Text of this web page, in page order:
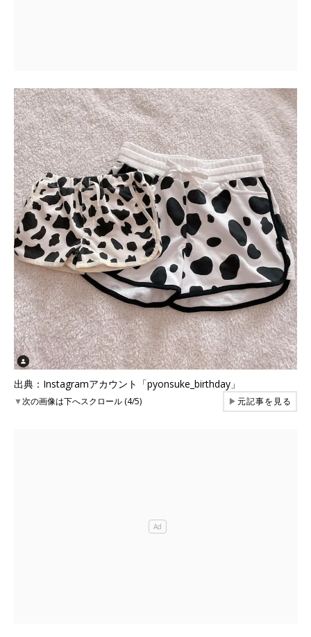
出典：Instagramアカウント「pyonsuke_birthday」
▼次の画像は下へスクロール (4/5) ▶元記事を見る